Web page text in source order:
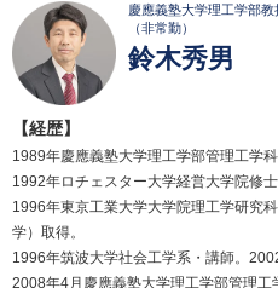
慶應義塾大学理工学部
（非常勤）
鈴木秀男
【経歴】
1989年慶應義塾大学理工学部管理工学科
1992年ロチェスター大学経営大学院修士
1996年東京工業大学大学院理工学研究
学）取得。
1996年筑波大学社会工学系・講師。
2008年4月慶應義塾大学理工学部管理